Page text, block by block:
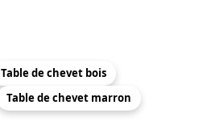
Table de chevet bois
Table de chevet marron